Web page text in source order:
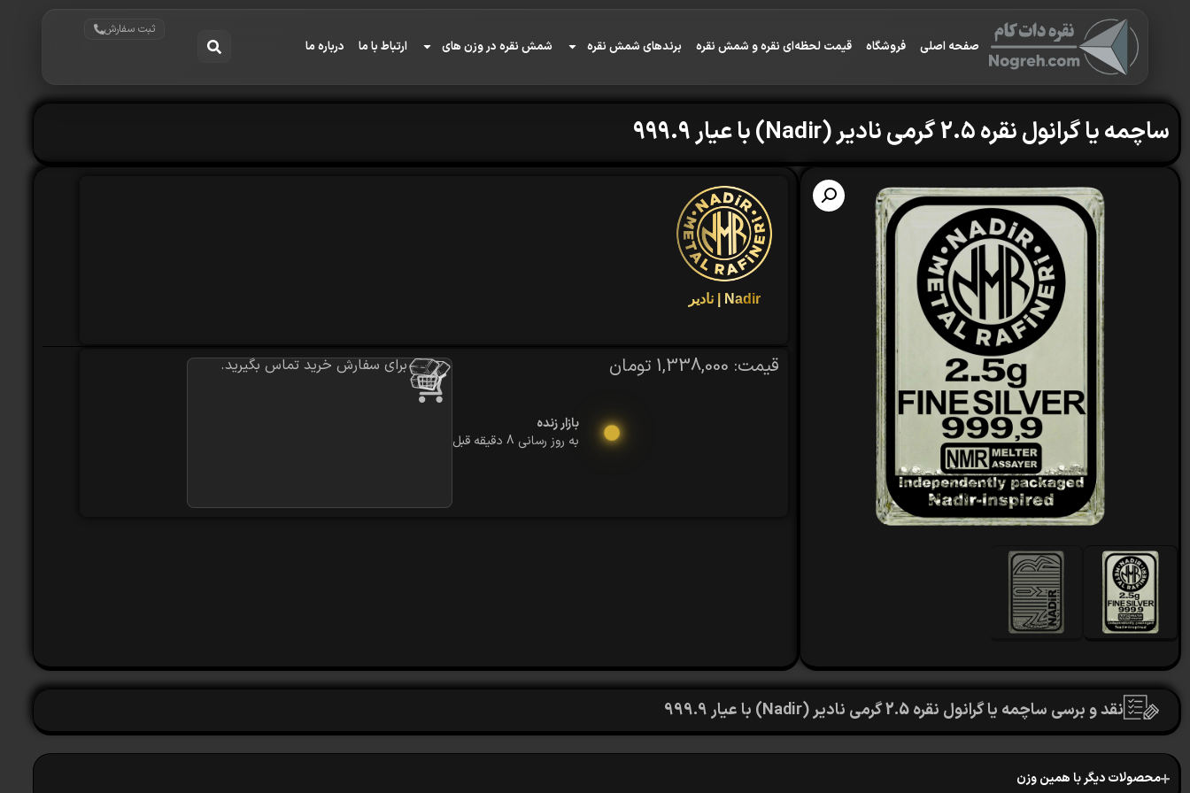
صفحه اصلی فروشگاه قیمت لحظه‌ای نقره و شمش نقره برندهای شمش نقره شمش نقره در وزن های ارتباط با ما درباره ما
ثبت سفارش
ساچمه یا گرانول نقره 2.5 گرمی نادیر (Nadir) با عیار 999.9
Nadir | نادیر
قیمت: 1,338,000 تومان
بازار زنده
به روز رسانی 8 دقیقه قبل
برای سفارش خرید تماس بگیرید.
نقد و برسی ساچمه یا گرانول نقره 2.5 گرمی نادیر (Nadir) با عیار 999.9
محصولات دیگر با همین وزن